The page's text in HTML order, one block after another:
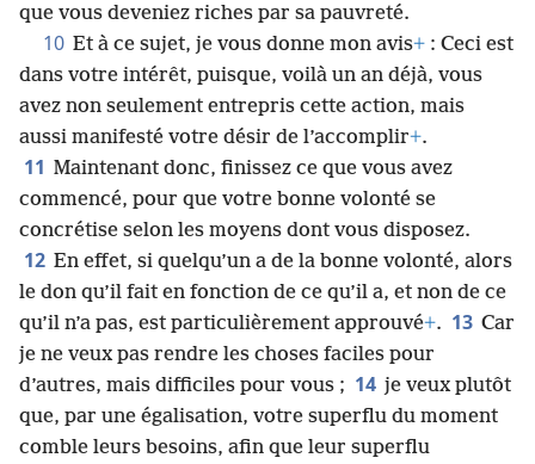
que vous deveniez riches par sa pauvreté.
10 Et à ce sujet, je vous donne mon avis+ : Ceci est
dans votre intérêt, puisque, voilà un an déjà, vous
avez non seulement entrepris cette action, mais
aussi manifesté votre désir de l’accomplir+.
11 Maintenant donc, finissez ce que vous avez
commencé, pour que votre bonne volonté se
concrétise selon les moyens dont vous disposez.
12 En effet, si quelqu’un a de la bonne volonté, alors
le don qu’il fait en fonction de ce qu’il a, et non de ce
qu’il n’a pas, est particulièrement approuvé+. 13 Car
je ne veux pas rendre les choses faciles pour
d’autres, mais difficiles pour vous ; 14 je veux plutôt
que, par une égalisation, votre superflu du moment
comble leurs besoins, afin que leur superflu